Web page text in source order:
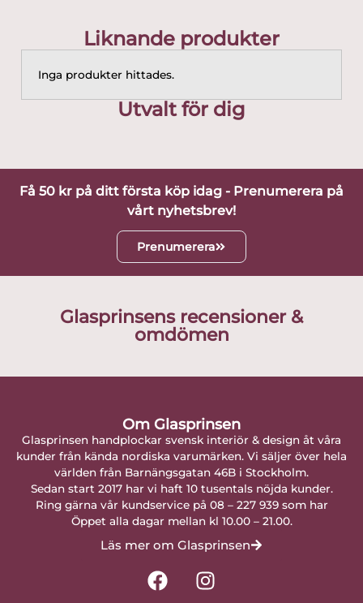
Liknande produkter
Inga produkter hittades.
Utvalt för dig
Få 50 kr på ditt första köp idag - Prenumerera på
vårt nyhetsbrev!
Prenumerera
Glasprinsens recensioner &
omdömen
Om Glasprinsen
Glasprinsen handplockar svensk interiör & design åt våra
kunder från kända nordiska varumärken. Vi säljer över hela
världen från Barnängsgatan 46B i Stockholm.
Sedan start 2017 har vi haft 10 tusentals nöjda kunder.
Ring gärna vår kundservice på 08 – 227 939 som har
Öppet alla dagar mellan kl 10.00 – 21.00.
Läs mer om Glasprinsen
F
a
I
n